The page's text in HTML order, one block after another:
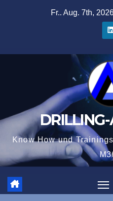
Fr.. Aug. 7th,
Know How und